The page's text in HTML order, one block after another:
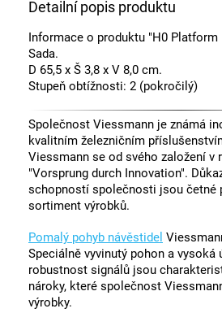
Detailní popis produktu
Informace o produktu "H0 Platform
Sada.
D 65,5 x Š 3,8 x V 8,0 cm.
Stupeň obtížnosti: 2 (pokročilý)
Společnost Viessmann je známá
kvalitním železničním
Viessmann se od svého založení v
"Vorsprung durch Innovation".
schopností společnosti jsou četné
sortiment výrobků.
Pomalý pohyb návěstidel
Speciálně vyvinutý pohon a vysoká
robustnost signálů jsou
nároky, které společnost
výrobky.